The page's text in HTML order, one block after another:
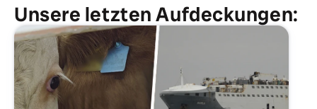
Unsere letzten Aufdeckungen: